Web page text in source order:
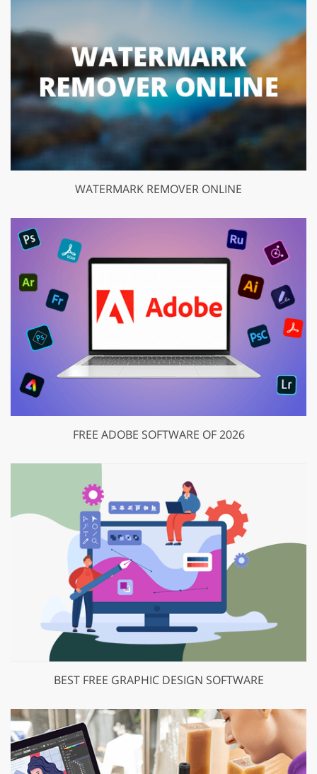
WATERMARK REMOVER ONLINE
FREE ADOBE SOFTWARE OF 2026
BEST FREE GRAPHIC DESIGN SOFTWARE